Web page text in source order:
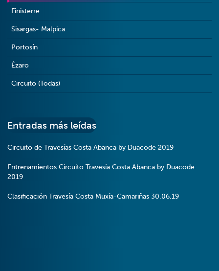
Finisterre
Sisargas- Malpica
Portosín
Ézaro
Circuito (Todas)
Entradas más leídas
Circuito de Travesías Costa Abanca by Duacode 2019
Entrenamientos Circuito Travesía Costa Abanca by Duacode
2019
Clasificación Travesía Costa Muxía-Camariñas 30.06.19